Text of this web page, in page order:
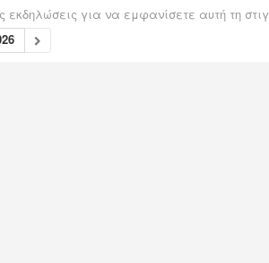
εκδηλώσεις για να εμφανίσετε αυτή τη